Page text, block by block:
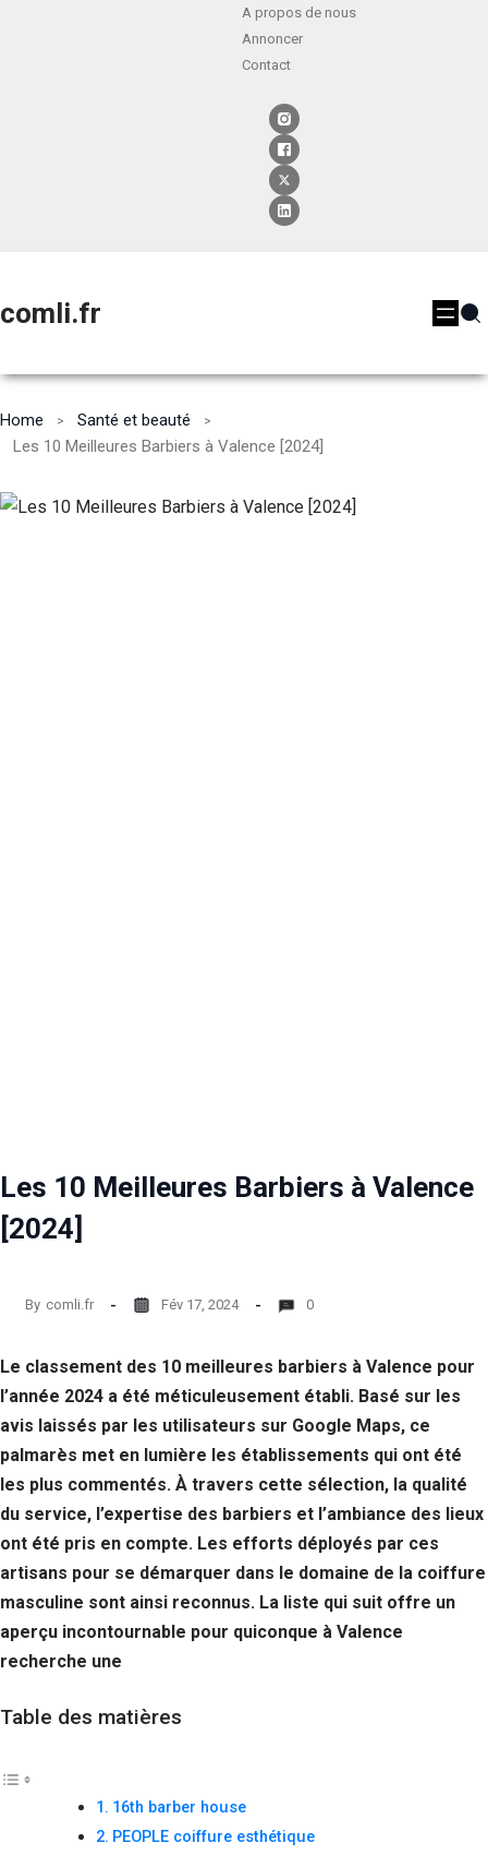
A propos de nous
Annoncer
Contact
comli.fr
Home
Santé et beauté
Les 10 Meilleures Barbiers à Valence [2024]
Les 10 Meilleures Barbiers à Valence
[2024]
By comli.fr Fév 17, 2024 0
Le classement des 10 meilleures barbiers à Valence pour
l’année 2024 a été méticuleusement établi. Basé sur les
avis laissés par les utilisateurs sur Google Maps, ce
palmarès met en lumière les établissements qui ont été
les plus commentés. À travers cette sélection, la qualité
du service, l’expertise des barbiers et l’ambiance des lieux
ont été pris en compte. Les efforts déployés par ces
artisans pour se démarquer dans le domaine de la coiffure
masculine sont ainsi reconnus. La liste qui suit offre un
aperçu incontournable pour quiconque à Valence
recherche une
Table des matières
16th barber house
PEOPLE coiffure esthétique